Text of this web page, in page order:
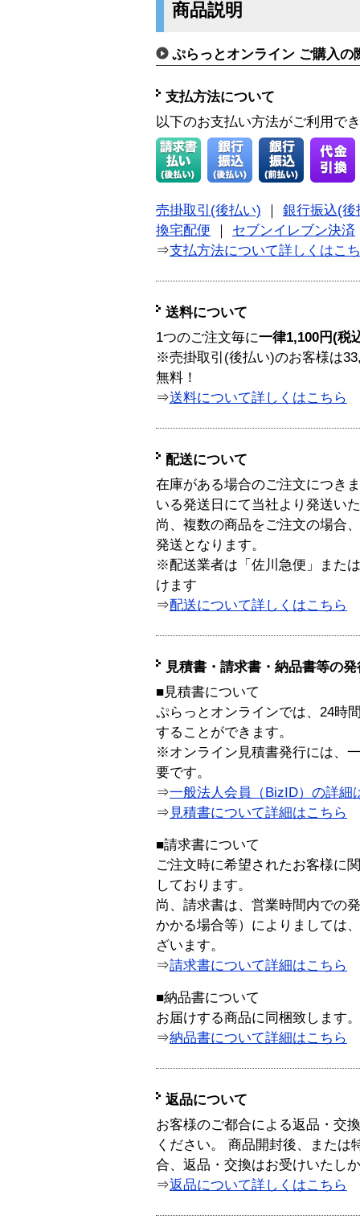
商品説明
ぷらっとオンライン ご購入の
支払方法について
以下のお支払い方法がご利用で
売掛取引(後払い)
銀行振込(後
換宅配便
セブンイレブン決済
⇒支払方法について詳しくはこ
送料について
1つのご注文毎に一律1,100円(税
※売掛取引(後払い)のお客様は
無料！
⇒送料について詳しくはこちら
配送について
在庫がある場合のご注文につき
いる発送日にて当社より発送い
尚、複数の商品をご注文の場合
発送となります。
※配送業者は「佐川急便」また
けます
⇒配送について詳しくはこちら
見積書・請求書・納品書等の
■見積書について
ぷらっとオンラインでは、24時
することができます。
※オンライン見積書発行には、
要です。
⇒一般法人会員（BizID）の詳細
⇒ 見積書について詳細はこちら
■請求書について
ご注文時に希望されたお客様に
しております。
尚、請求書は、営業時間内での
かかる場合等）によりましては
ざいます。
⇒請求書について詳細はこちら
■納品書について
お届けする商品に同梱致します。
⇒納品書について詳細はこちら
返品について
お客様のご都合による返品・交
ください。 商品開封後、または
合、返品・交換はお受けいたし
⇒返品について詳しくはこちら